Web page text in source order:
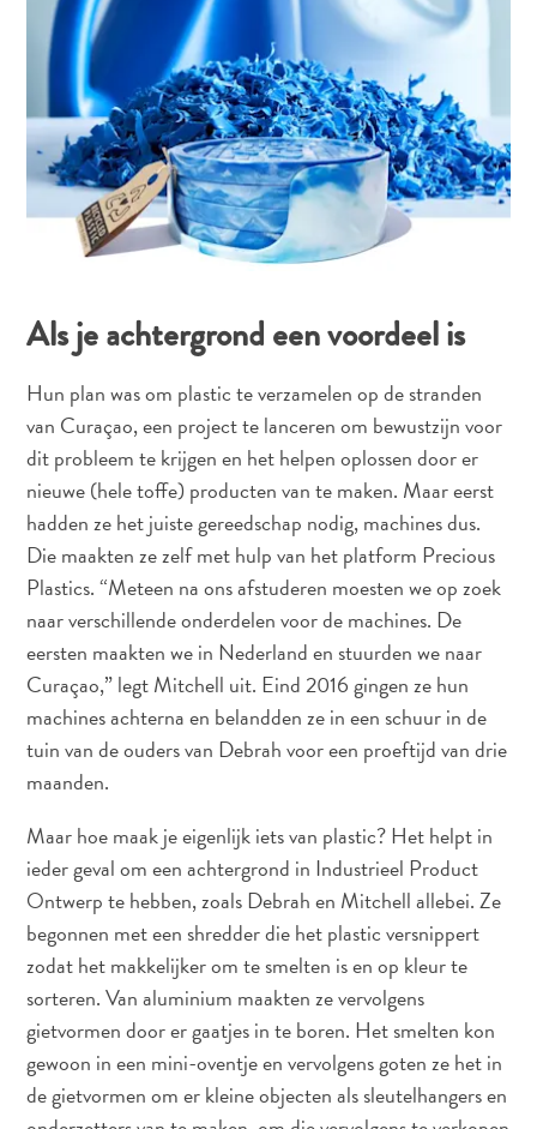
Reisvereisten
Waarom
Curacao?
Cruise
Naar
Curaçao
Curaçao
Reis
Apps
Reisplannen
Romantiek
&
Bruiloften
Vergaderingen
Conferenties
Reizen
naar
Curaçao
Lokaal
Als je achtergrond een voordeel is
Hun plan was om plastic te verzamelen op de stranden
van Curaçao, een project te lanceren om bewustzijn voor
dit probleem te krijgen en het helpen oplossen door er
nieuwe (hele toffe) producten van te maken. Maar eerst
hadden ze het juiste gereedschap nodig, machines dus.
Die maakten ze zelf met hulp van het platform Precious
Plastics. “Meteen na ons afstuderen moesten we op zoek
naar verschillende onderdelen voor de machines. De
eersten maakten we in Nederland en stuurden we naar
Curaçao,” legt Mitchell uit. Eind 2016 gingen ze hun
machines achterna en belandden ze in een schuur in de
tuin van de ouders van Debrah voor een proeftijd van drie
maanden.
Maar hoe maak je eigenlijk iets van plastic? Het helpt in
ieder geval om een achtergrond in Industrieel Product
Ontwerp te hebben, zoals Debrah en Mitchell allebei. Ze
begonnen met een shredder die het plastic versnippert
zodat het makkelijker om te smelten is en op kleur te
sorteren. Van aluminium maakten ze vervolgens
gietvormen door er gaatjes in te boren. Het smelten kon
gewoon in een mini-oventje en vervolgens goten ze het in
de gietvormen om er kleine objecten als sleutelhangers en